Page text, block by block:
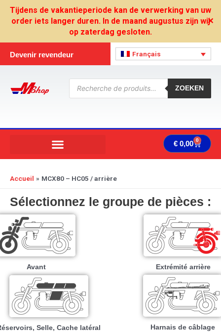
Tijdens de vakantieperiode kan de verwerking van uw
order iets langer duren. In de maand augustus zijn wij
op zaterdag gesloten.
✕
Devenir revendeur Français
Recherche
ZOEKEN
€ 0,00 0
Accueil MCX80 – HC05 / arrière
Sélectionnez le groupe de pièces :
Avant Extrémité arrière
Selle, Cache latéral Harnais de câblage